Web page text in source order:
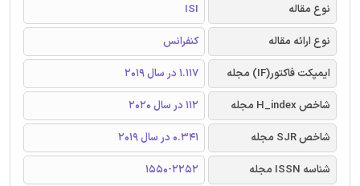
نوع مقاله
ISI
نوع ارائه مقاله
کنفرانس
ایمپکت فاکتور(IF) مجله
1.117 در سال 2019
شاخص H_index مجله
112 در سال 2020
شاخص SJR مجله
0.341 در سال 2019
شناسه ISSN مجله
1550-2252